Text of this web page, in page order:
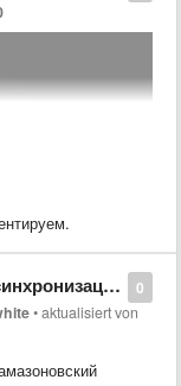
заказыKindle Fire
курьерской
под
2013 года.
0
paperwhite
•aktualisiert von